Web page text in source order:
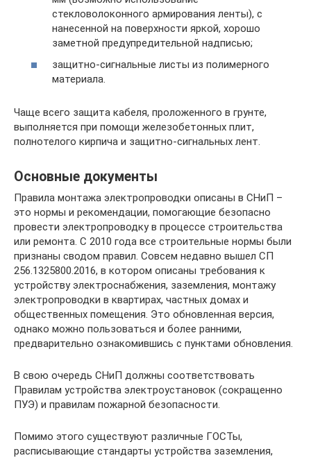
стекловолоконного армирования ленты), с
нанесенной на поверхности яркой, хорошо
заметной предупредительной надписью;
защитно-сигнальные листы из полимерного
материала.
Чаще всего защита кабеля, проложенного в грунте,
выполняется при помощи железобетонных плит,
полнотелого кирпича и защитно-сигнальных лент.
Основные документы
Правила монтажа электропроводки описаны в СНиП –
это нормы и рекомендации, помогающие безопасно
провести электропроводку в процессе строительства
или ремонта. С 2010 года все строительные нормы были
признаны сводом правил. Совсем недавно вышел СП
256.1325800.2016, в котором описаны требования к
устройству электроснабжения, заземления, монтажу
электропроводки в квартирах, частных домах и
общественных помещения. Это обновленная версия,
однако можно пользоваться и более ранними,
предварительно ознакомившись с пунктами обновления.
В свою очередь СНиП должны соответствовать
Правилам устройства электроустановок (сокращенно
ПУЭ) и правилам пожарной безопасности.
Помимо этого существуют различные ГОСТы,
расписывающие стандарты устройства заземления,